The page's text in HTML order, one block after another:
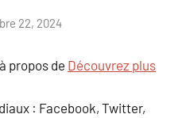
22, 2024
propos de Découvrez plus
: Facebook, Twitter,